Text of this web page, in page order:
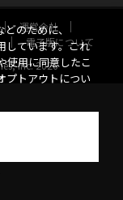
運営会社
電子版について
Inc. 2026
のために、
しています。これ
使用に同意したこ
プトアウトについ